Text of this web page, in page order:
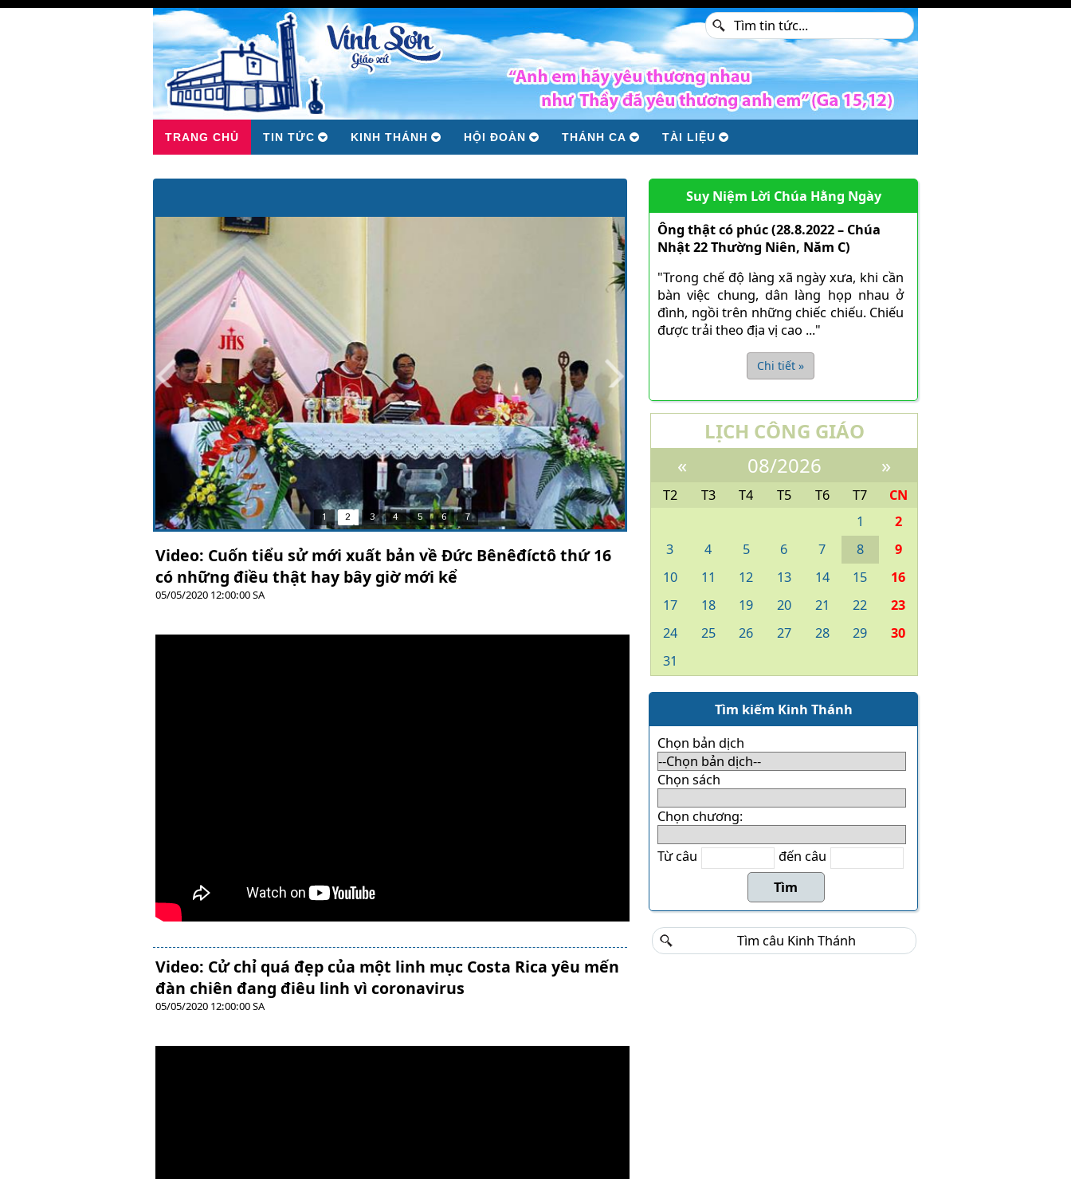
TRANG CHỦ TIN TỨC KINH THÁNH HỘI ĐOÀN THÁNH CA TÀI LIỆU
1 2 3 4 5 6 7
Video: Cuốn tiểu sử mới xuất bản về Đức Bênêđíctô thứ 16
có những điều thật hay bây giờ mới kể
05/05/2020 12:00:00 SA
Video: Cử chỉ quá đẹp của một linh mục Costa Rica yêu mến
đàn chiên đang điêu linh vì coronavirus
05/05/2020 12:00:00 SA
Suy Niệm Lời Chúa Hằng Ngày
Ông thật có phúc (28.8.2022 – Chúa
Nhật 22 Thường Niên, Năm C)
"Trong chế độ làng xã ngày xưa, khi cần
bàn việc chung, dân làng họp nhau ở
đình, ngồi trên những chiếc chiếu. Chiếu
được trải theo địa vị cao ..."
Chi tiết »
LỊCH CÔNG GIÁO
«
08/2026 »
T2 T3 T4 T5 T6 T7
CN
1
2
3
4 5 6 7 8
9
10
11 12 13 14 15
16
17
18 19 20 21 22
23
24
25 26 27 28 29
30
31
Tìm kiếm Kinh Thánh
Chọn bản dịch
Chọn sách
Chọn chương:
Từ câu đến câu